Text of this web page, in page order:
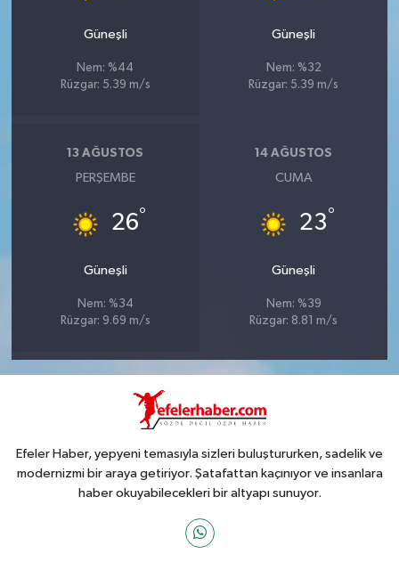
Güneşli
Nem: %44
Rüzgar: 5.39 m/s
Güneşli
Nem: %32
Rüzgar: 5.39 m/s
13 AĞUSTOS
PERŞEMBE
26°
Güneşli
Nem: %34
Rüzgar: 9.69 m/s
14 AĞUSTOS
CUMA
23°
Güneşli
Nem: %39
Rüzgar: 8.81 m/s
Efeler Haber, yepyeni temasıyla sizleri buluştururken, sadelik ve
modernizmi bir araya getiriyor. Şatafattan kaçınıyor ve insanlara
haber okuyabilecekleri bir altyapı sunuyor.